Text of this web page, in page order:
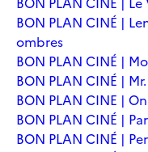
BON PLAN CINÉ |
ombres
BON PLAN CINÉ |
BON PLAN CINÉ |
BON PLAN CINE |
BON PLAN CINÉ |
BON PLAN CINÉ |